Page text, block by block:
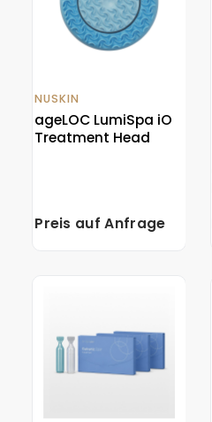
NUSKIN
ageLOC LumiSpa iO
Treatment Head
Preis auf Anfrage